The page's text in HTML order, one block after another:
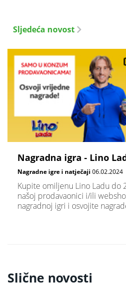
Sljedeća novost
Nagradna igra - Lino
Nagradne igre i natječaji 06.02.2024
Kupite omiljenu Lino Ladu do
našoj prodavaonici i/ili
nagradnoj igri i osvojite
Slične novosti